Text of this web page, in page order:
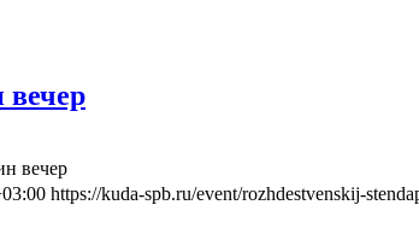
вечер
вечер
https://kuda-spb.ru/event/rozhdestvenskij-